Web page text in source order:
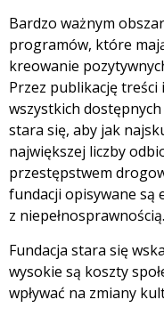
Bardzo ważnym
programów, które
kreowanie
Przez publikację
wszystkich
stara się, aby jak
największej liczby
przestępstwem
fundacji opisywane są
z niepełnosprawnością.
Fundacja stara się
wysokie są koszty
wpływać na zmiany